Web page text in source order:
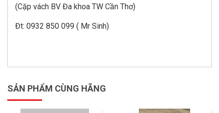
(Cặp vách BV Đa khoa TW Cần Thơ)
Đt: 0932 850 099 ( Mr Sinh)
SẢN PHẨM CÙNG HÃNG